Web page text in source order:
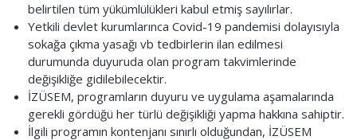
belirtilen tüm yükümlülükleri kabul etmiş sayılırlar.
Yetkili devlet kurumlarınca Covid-19 pandemisi dolayısıyla
sokağa çıkma yasağı vb tedbirlerin ilan edilmesi
durumunda duyuruda olan program takvimlerinde
değişikliğe gidilebilecektir.
İZÜSEM, programların duyuru ve uygulama aşamalarında
gerekli gördüğü her türlü değişikliği yapma hakkına sahiptir.
İlgili programın kontenjanı sınırlı olduğundan, İZÜSEM